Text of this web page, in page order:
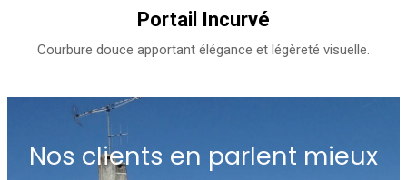
Portail Incurvé
Courbure douce apportant élégance et légèreté visuelle.
Nos clients en parlent mieux